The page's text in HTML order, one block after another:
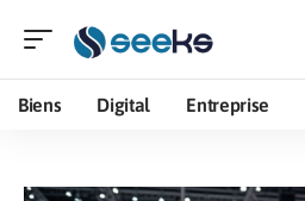
Biens Digital Entreprise